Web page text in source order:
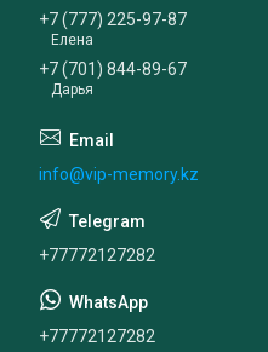
+7 (777) 225-97-87
Елена
+7 (701) 844-89-67
Дарья
info@vip-memory.kz
+77772127282
+77772127282